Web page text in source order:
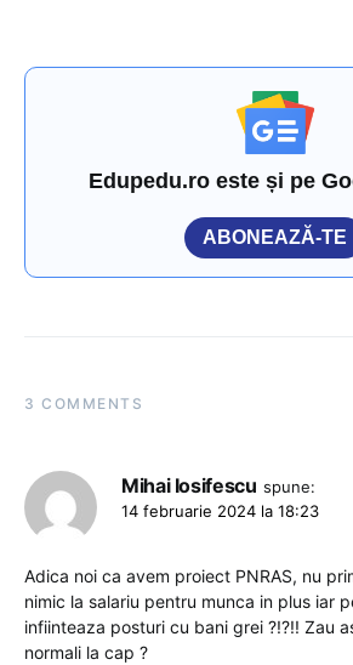
Edupedu.ro este și pe
ABONEAZĂ-TE
3 COMMENTS
Mihai Iosifescu spune:
14 februarie 2024 la 18:23
Adica noi ca avem proiect PNRAS, nu
nimic la salariu pentru munca in plus iar
infiinteaza posturi cu bani grei ?!?!! Zau
normali la cap ?